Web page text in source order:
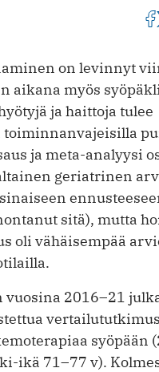
on levinnyt
aikana myös
ja haittoja tulee
toiminnanvajeisilla
ja meta-analyysi
geriatrinen
sitä), mutta
oli vähäisempää
vuosina 2016–21
syöpään
ikä 71–77 v).